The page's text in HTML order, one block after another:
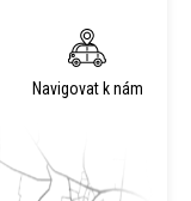
Navigovat k nám